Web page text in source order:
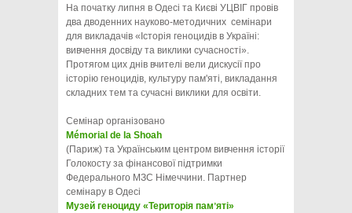
На початку липня в Одесі та Києві УЦВІГ провів
два дводенних науково-методичних семінари
для викладачів «Історія геноцидів в Україні:
вивчення досвіду та виклики сучасності».
Протягом цих днів вчителі вели дискусії про
історію геноцидів, культуру пам'яті, викладання
складних тем та сучасні виклики для освіти.
Семінар організовано
Mémorial de la Shoah
(Париж) та Українським центром вивчення історії
Голокосту за фінансової підтримки
Федерального МЗС Німеччини. Партнер
семінару в Одесі
Музей геноциду «Територія памʼяті»